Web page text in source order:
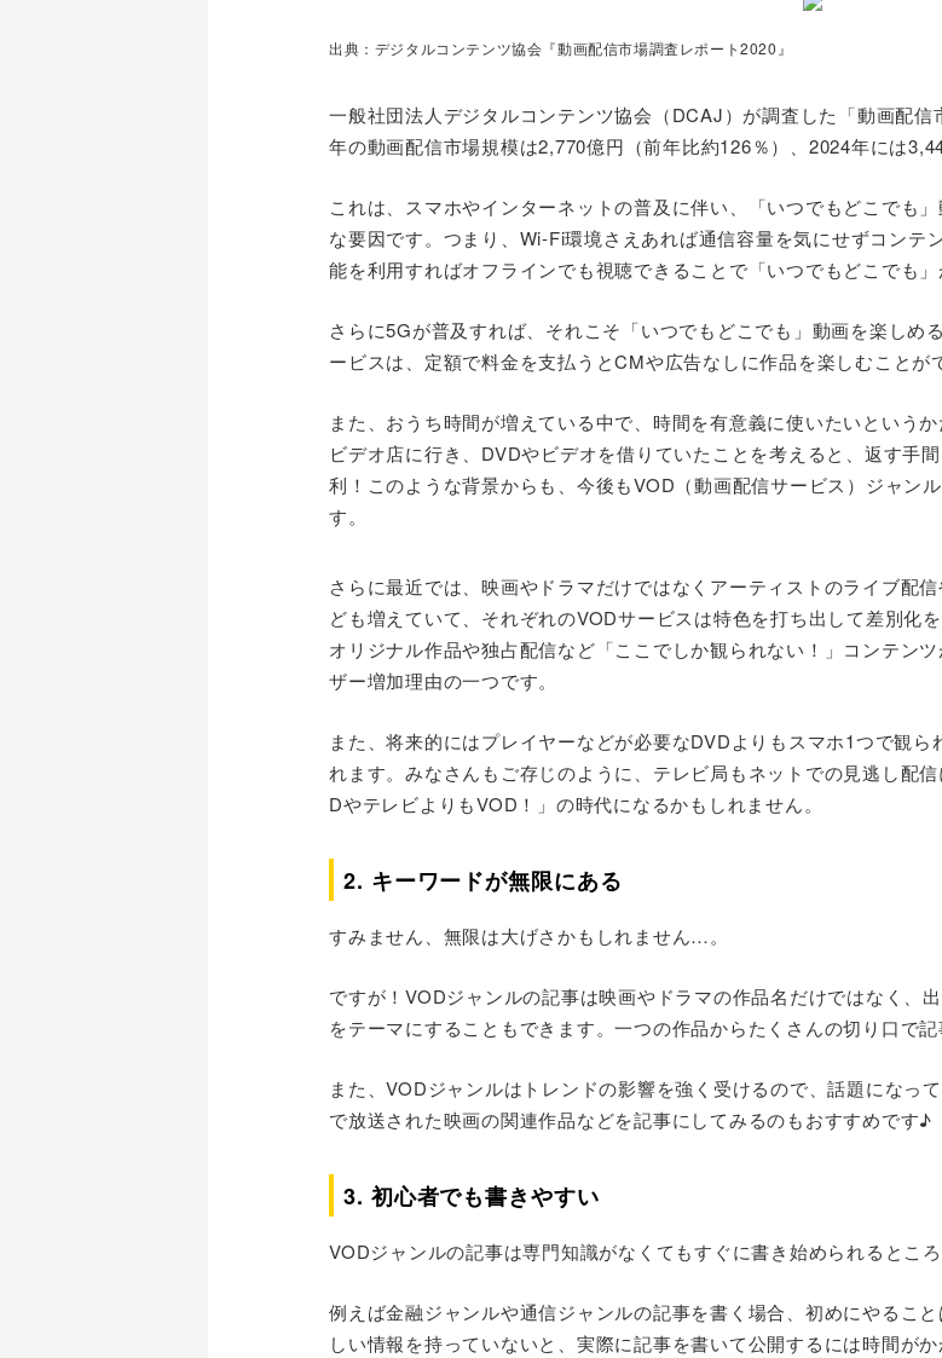
出典：デジタルコンテンツ協会『動画配信市場調査レポート2020』
一般社団法人デジタルコンテンツ協会（DCAJ）が調査した「動画配
年の動画配信市場規模は2,770億円（前年比約126％）、2024年には
これは、スマホやインターネットの普及に伴い、「いつでもどこでも
な要因です。つまり、Wi-Fi環境さえあれば通信容量を気にせずコンテ
能を利用すればオフラインでも視聴できることで「いつでもどこでも」
さらに5Gが普及すれば、それこそ「いつでもどこでも」動画を楽しめ
ービスは、定額で料金を支払うとCMや広告なしに作品を楽しむことが
また、おうち時間が増えている中で、時間を有意義に使いたいという
ビデオ店に行き、DVDやビデオを借りていたことを考えると、返す手
利！このような背景からも、今後もVOD（動画配信サービス）ジャン
す。
さらに最近では、映画やドラマだけではなくアーティストのライブ配
ども増えていて、それぞれのVODサービスは特色を打ち出して差別化を
オリジナル作品や独占配信など「ここでしか観られない！」コンテン
ザー増加理由の一つです。
また、将来的にはプレイヤーなどが必要なDVDよりもスマホ1つで観
れます。みなさんもご存じのように、テレビ局もネットでの見逃し配
DやテレビよりもVOD！」の時代になるかもしれません。
2. キーワードが無限にある
すみません、無限は大げさかもしれません…。
ですが！VODジャンルの記事は映画やドラマの作品名だけではなく、
をテーマにすることもできます。一つの作品からたくさんの切り口で記
また、VODジャンルはトレンドの影響を強く受けるので、話題になっ
で放送された映画の関連作品などを記事にしてみるのもおすすめです♪
3. 初心者でも書きやすい
VODジャンルの記事は専門知識がなくてもすぐに書き始められるとこ
例えば金融ジャンルや通信ジャンルの記事を書く場合、初めにやるこ
しい情報を持っていないと、実際に記事を書いて公開するには時間が